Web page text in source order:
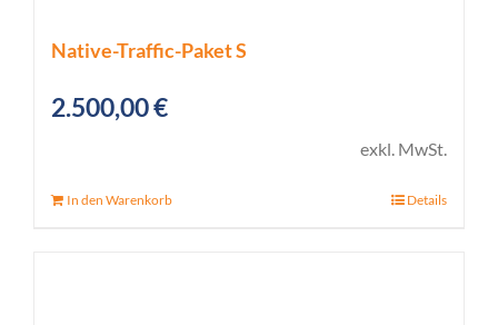
Native-Traffic-Paket S
2.500,00€
exkl. MwSt.
In den Warenkorb Details